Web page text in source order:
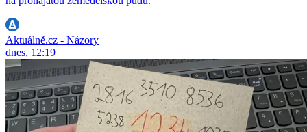
Aktuálně.cz - Názory
dnes, 12:19